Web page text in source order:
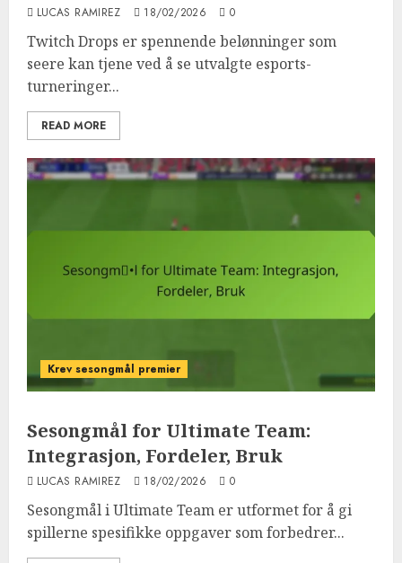
LUCAS RAMIREZ 18/02/2026 0
Twitch Drops er spennende belønninger som
seere kan tjene ved å se utvalgte esports-
turneringer...
READ MORE
Krev sesongmål premier
Sesongmål for Ultimate Team:
Integrasjon, Fordeler, Bruk
LUCAS RAMIREZ 18/02/2026 0
Sesongmål i Ultimate Team er utformet for å gi
spillerne spesifikke oppgaver som forbedrer...